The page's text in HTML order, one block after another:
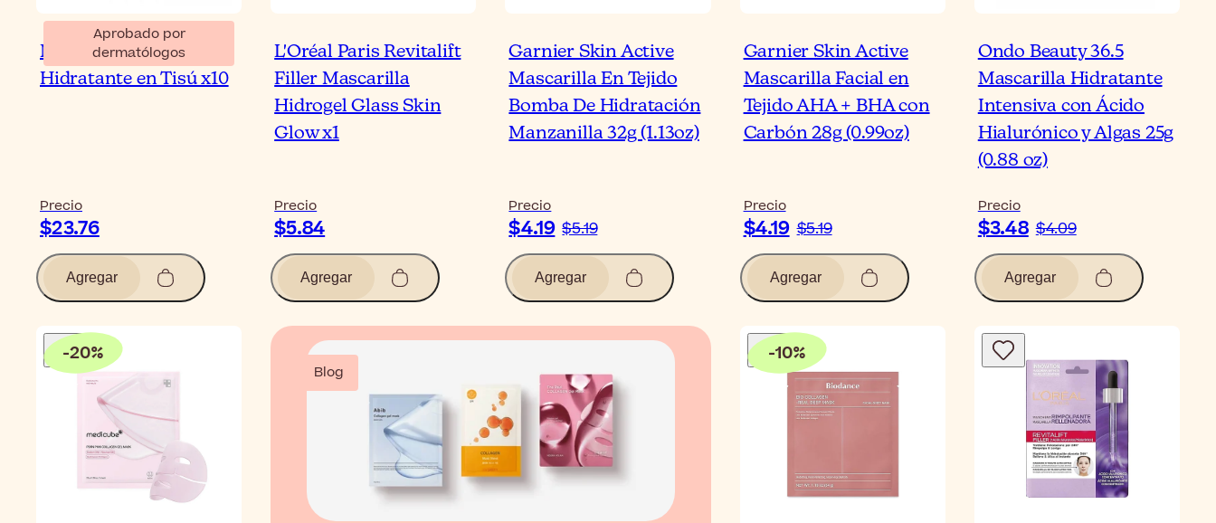
Aprobado por
dermatólogos
Martiderm Mascarilla
Hidratante en Tisú x10
Precio
$23.76
Agregar
L'Oréal Paris Revitalift
Filler Mascarilla
Hidrogel Glass Skin
Glow x1
Precio
$5.84
Agregar
Garnier Skin Active
Mascarilla En Tejido
Bomba De Hidratación
Manzanilla 32g (1.13oz)
Precio
$4.19 $5.19
Agregar
Garnier Skin Active
Mascarilla Facial en
Tejido AHA + BHA con
Carbón 28g (0.99oz)
Precio
$4.19 $5.19
Agregar
Ondo Beauty 36.5
Mascarilla Hidratante
Intensiva con Ácido
Hialurónico y Algas 25g
(0.88 oz)
Precio
$3.48 $4.09
Agregar
-20%
Blog Blog
-10%